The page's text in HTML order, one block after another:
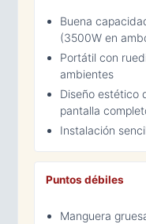
Buena
(3500W en
Portátil con
ambientes
Diseño estético
pantalla
Instalación
Puntos débiles
Manguera